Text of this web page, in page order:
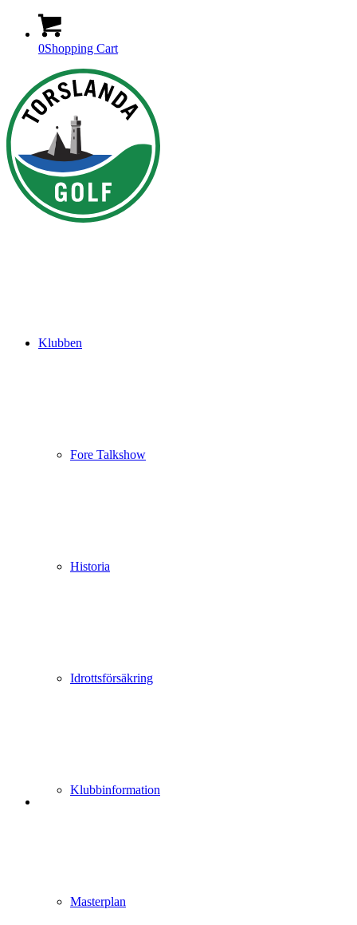
0Shopping Cart
Klubben
Fore Talkshow
Historia
Idrottsförsäkring
Klubbinformation
Masterplan